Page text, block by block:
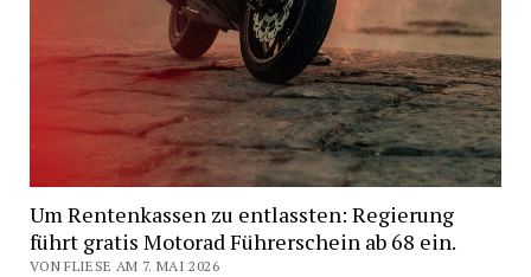
Um Rentenkassen zu entlassten: Regierung
führt gratis Motorad Führerschein ab 68 ein.
VON FLIESE AM 7. MAI 2026